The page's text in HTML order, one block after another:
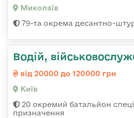
Миколаїв
79-та окрема десантно-
Водій,
від 20000 до 120000 грн
Київ
20 окремий батальйон
призначення